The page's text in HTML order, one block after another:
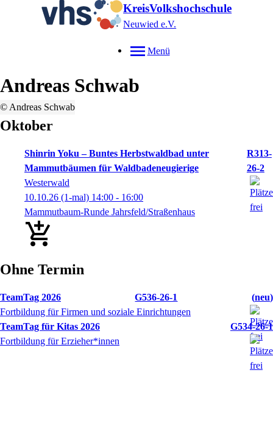
KreisVolkshochschule
Neuwied e.V.
Menü
Andreas Schwab
© Andreas Schwab
Oktober
Shinrin Yoku – Buntes Herbstwaldbad unter
Mammutbäumen für Waldbadeneugierige
R313-
26-2
Westerwald
10.10.26 (1-mal) 14:00 - 16:00
Mammutbaum-Runde Jahrsfeld/Straßenhaus
Ohne Termin
TeamTag 2026 G536-26-1
neu
Fortbildung für Firmen und soziale Einrichtungen
TeamTag für Kitas 2026
G534-26-1
Fortbildung für Erzieher*innen